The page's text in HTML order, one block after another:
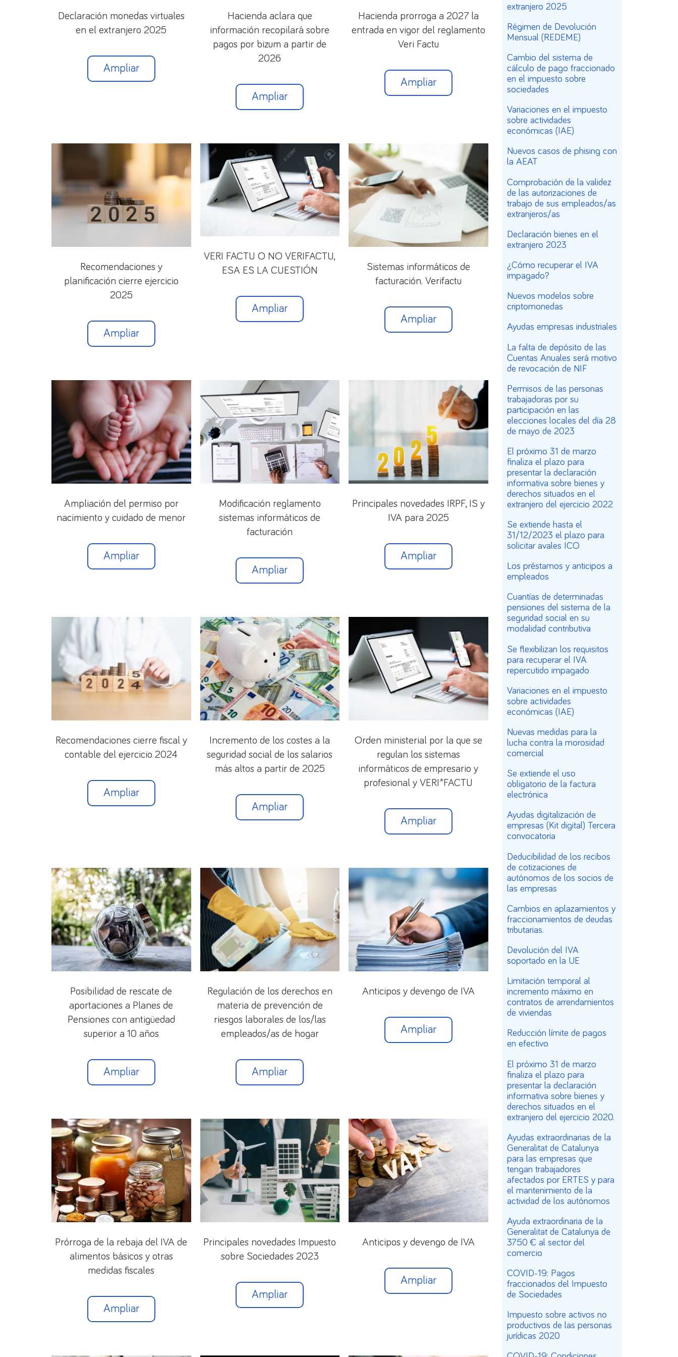
Aun con todo lo anterior, laDeclaración Tributaria de Bienes y Derechos situados en el Extranjerocontinua plenamente vigente y resulta de
Declaración monedas virtuales
en el extranjero 2025
Ampliar
Hacienda aclara que
información recopilará sobre
pagos por bizum a partir de
2026
Ampliar
Hacienda prorroga a 2027 la
entrada en vigor del reglamento
Veri Factu
Ampliar
Recomendaciones y
planificación cierre ejercicio
2025
Ampliar
VERI FACTU O NO VERIFACTU,
ESA ES LA CUESTIÓN
Ampliar
Sistemas informáticos de
facturación. Verifactu
Ampliar
Ampliación del permiso por
nacimiento y cuidado de menor
Ampliar
Modificación reglamento
sistemas informáticos de
facturación
Ampliar
Principales novedades IRPF, IS y
IVA para 2025
Ampliar
Recomendaciones cierre fiscal y
contable del ejercicio 2024
Ampliar
Incremento de los costes a la
seguridad social de los salarios
más altos a partir de 2025
Ampliar
Orden ministerial por la que se
regulan los sistemas
informáticos de empresario y
profesional y VERI*FACTU
Ampliar
Posibilidad de rescate de
aportaciones a Planes de
Pensiones con antigüedad
superior a 10 años
Ampliar
Regulación de los derechos en
materia de prevención de
riesgos laborales de los/las
empleados/as de hogar
Ampliar
Anticipos y devengo de IVA
Ampliar
Prórroga de la rebaja del IVA de
alimentos básicos y otras
medidas fiscales
Ampliar
Principales novedades Impuesto
sobre Sociedades 2023
Ampliar
Anticipos y devengo de IVA
Ampliar
extranjero 2025
Régimen de Devolución
Mensual (REDEME)
Cambio del sistema de
cálculo de pago fraccionado
en el impuesto sobre
sociedades
Variaciones en el impuesto
sobre actividades
económicas (IAE)
Nuevos casos de phising con
la AEAT
Comprobación de la validez
de las autorizaciones de
trabajo de sus empleados/as
extranjeros/as
Declaración bienes en el
extranjero 2023
¿Cómo recuperar el IVA
impagado?
Nuevos modelos sobre
criptomonedas
Ayudas empresas industriales
La falta de depósito de las
Cuentas Anuales será motivo
de revocación de NIF
Permisos de las personas
trabajadoras por su
participación en las
elecciones locales del día 28
de mayo de 2023
El próximo 31 de marzo
finaliza el plazo para
presentar la declaración
informativa sobre bienes y
derechos situados en el
extranjero del ejercicio 2022
Se extiende hasta el
31/12/2023 el plazo para
solicitar avales ICO
Los préstamos y anticipos a
empleados
Cuantías de determinadas
pensiones del sistema de la
seguridad social en su
modalidad contributiva
Se flexibilizan los requisitos
para recuperar el IVA
repercutido impagado
Variaciones en el impuesto
sobre actividades
económicas (IAE)
Nuevas medidas para la
lucha contra la morosidad
comercial
Se extiende el uso
obligatorio de la factura
electrónica
Ayudas digitalización de
empresas (Kit digital) Tercera
convocatoria
Deducibilidad de los recibos
de cotizaciones de
autónomos de los socios de
las empresas
Cambios en aplazamientos y
fraccionamientos de deudas
tributarias.
Devolución del IVA
soportado en la UE
Limitación temporal al
incremento máximo en
contratos de arrendamientos
de viviendas
Reducción límite de pagos
en efectivo
El próximo 31 de marzo
finaliza el plazo para
presentar la declaración
informativa sobre bienes y
derechos situados en el
extranjero del ejercicio 2020.
Ayudas extraordinarias de la
Generalitat de Catalunya
para las empresas que
tengan trabajadores
afectados por ERTES y para
el mantenimiento de la
actividad de los autónomos
Ayuda extraordinaria de la
Generalitat de Catalunya de
3750 € al sector del
comercio
COVID-19: Pagos
fraccionados del Impuesto
de Sociedades
Impuesto sobre activos no
productivos de las personas
jurídicas 2020